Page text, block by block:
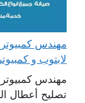
لابتوب و
مهندس كمبيوتر
تصليح أعطال